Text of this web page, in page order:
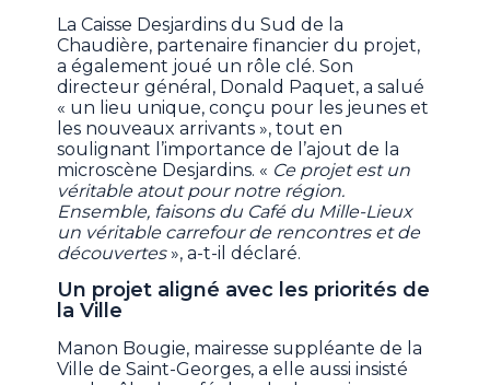
La Caisse Desjardins du Sud de la
Chaudière, partenaire financier du projet,
a également joué un rôle clé. Son
directeur général, Donald Paquet, a salué
« un lieu unique, conçu pour les jeunes et
les nouveaux arrivants », tout en
soulignant l’importance de l’ajout de la
microscène Desjardins. « Ce projet est un
véritable atout pour notre région.
Ensemble, faisons du Café du Mille-Lieux
un véritable carrefour de rencontres et de
découvertes», a-t-il déclaré.
Un projet aligné avec les priorités de
la Ville
Manon Bougie, mairesse suppléante de la
Ville de Saint-Georges, a elle aussi insisté